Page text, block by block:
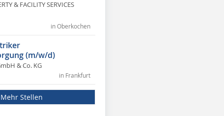
& FACILITY SERVICES
in Oberkochen
(m/w/d)
& Co. KG
in Frankfurt
Mehr Stellen